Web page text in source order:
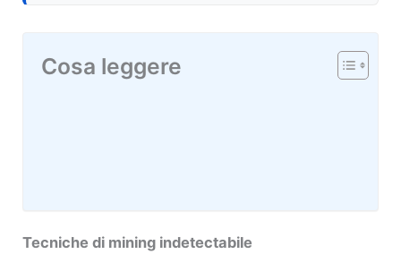
Cosa leggere
Tecniche di mining indetectabile